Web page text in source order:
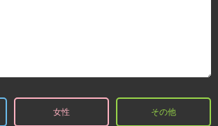
女性 その他